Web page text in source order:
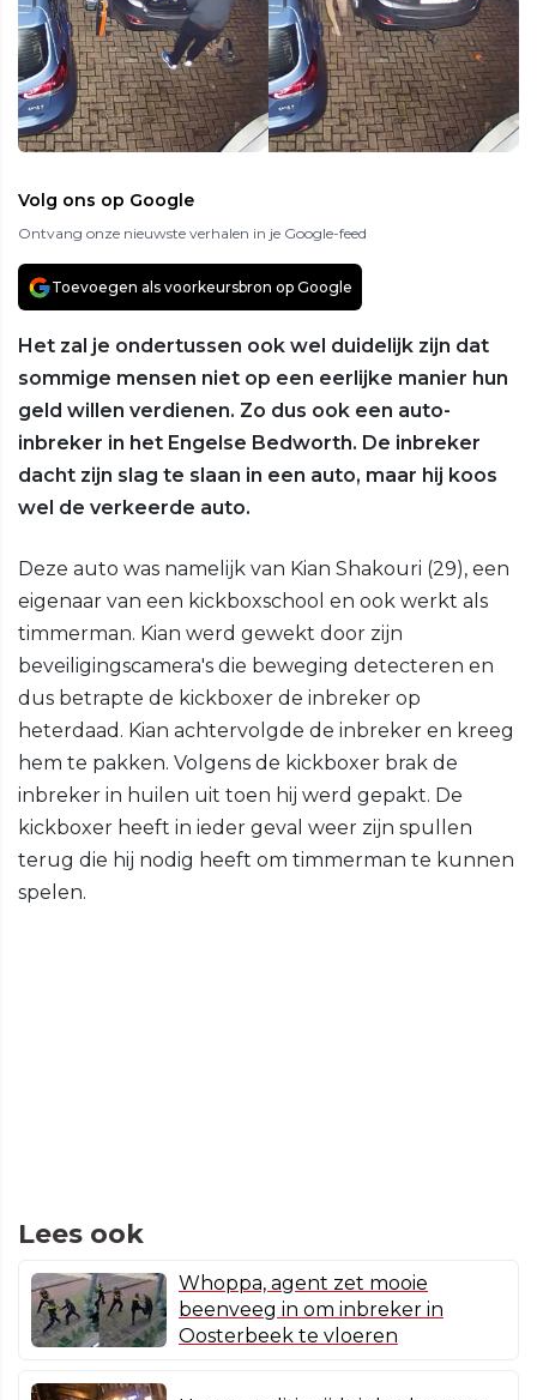
Volg ons op Google
Ontvang onze nieuwste verhalen in je Google-feed
Toevoegen als voorkeursbron op Google
Het zal je ondertussen ook wel duidelijk zijn dat
sommige mensen niet op een eerlijke manier hun
geld willen verdienen. Zo dus ook een auto-
inbreker in het Engelse Bedworth. De inbreker
dacht zijn slag te slaan in een auto, maar hij koos
wel de verkeerde auto.
Deze auto was namelijk van Kian Shakouri (29), een
eigenaar van een kickboxschool en ook werkt als
timmerman. Kian werd gewekt door zijn
beveiligingscamera's die beweging detecteren en
dus betrapte de kickboxer de inbreker op
heterdaad. Kian achtervolgde de inbreker en kreeg
hem te pakken. Volgens de kickboxer brak de
inbreker in huilen uit toen hij werd gepakt. De
kickboxer heeft in ieder geval weer zijn spullen
terug die hij nodig heeft om timmerman te kunnen
spelen.
Lees ook
Whoppa, agent zet mooie
beenveeg in om inbreker in
Oosterbeek te vloeren